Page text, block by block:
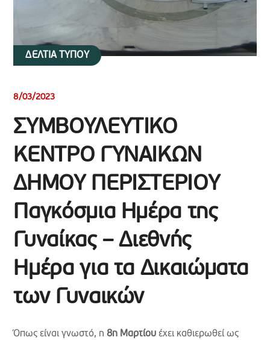
ΔΕΛΤΙΑ ΤΥΠΟΥ
8/03/2023
ΣΥΜΒΟΥΛΕΥΤΙΚΟ
ΚΕΝΤΡΟ ΓΥΝΑΙΚΩΝ
ΔΗΜΟΥ ΠΕΡΙΣΤΕΡΙΟΥ
Παγκόσμια Ημέρα της
Γυναίκας – Διεθνής
Ημέρα για τα Δικαιώματα
των Γυναικών
Όπως είναι γνωστό, η8η Μαρτίου έχει καθιερωθεί ως